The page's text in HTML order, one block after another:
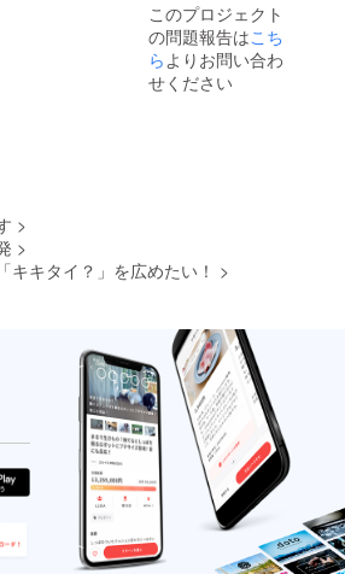
ザー名
の横に
付けま
す。
今
区別し
能を実
装した
際、先
に利用
可能に
します
※ぜひ
新機能
に対す
るご意
見をく
ださ
い。 ・
このプロジェクト
の問題報告はこち
らよりお問い合わ
せください
>
>
キキタイ？」を広めたい！ >